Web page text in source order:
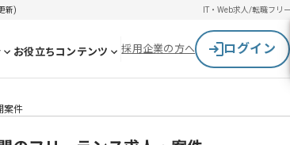
新) IT・Web求人/転職フリ
お役立ちコンテンツ 採用企業の方へ ログイン
案件